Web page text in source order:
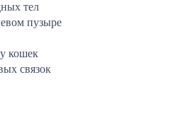
тел
пузыре
кошек
связок